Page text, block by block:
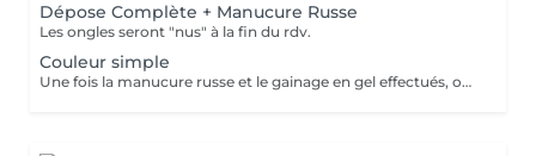
Dépose Complète + Manucure Russe
Les ongles seront "nus" à la fin du rdv.
Couleur simple
Une fois la manucure russe et le gainage en gel effectués, on applique une (ou plusieurs) couleur(s) en fonction de vos envies. pailleté ). Cette prestation ne comporte pas de nail art